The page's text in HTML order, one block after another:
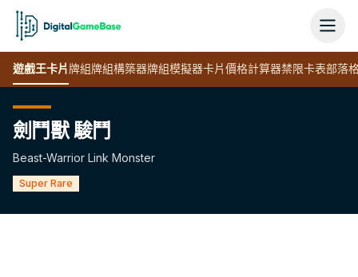
遊戲王卡片牌組牌組構築器牌組模擬器卡片價格計算器禁限卡表部落
劍鬥獸 駿鬥
Beast-Warrior Link Monster
Super Rare